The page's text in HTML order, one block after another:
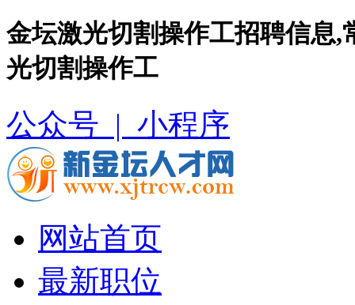
金坛激光切割操作工招聘信息
光切割操作工
公众号 | 小程序
网站首页
最新职位